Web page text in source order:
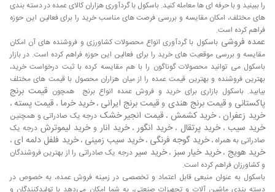
مهم ترین کشور های خریدار فایبرگلاس در جنوب شرق آسیا چین،
هند، امارات متحده عربی، تایوان و حتی در غرب آسیا آلمان و
فرانسه می باشند. ایران با توجه به تحریم ها و ممنوعیت واردات
بسیاری از محصولات پلاستیکی و لاستیکی از کشور های همسایه
در حال حاضر عمده خرید خود را از طریق امارات متحده عربی که
بزرگترین خریدار محصولات فایبرگلاس در جنوب شرق آسیا است
انجام می دهد. همچنین امارات متحده عربی، ایران را بزرگترین
خریدار انواع پلاستیک‌های زیست تخریب پذیر به کشور می آورد.
کشور آمریکا به عنوان بزرگترین تولیدکننده محصولات فایبرگلاس در
جنوب شرق آسیا که در حال حاضر بیشترین حجم محصولات این
کشور را انواع و اقسام محصولات پلیمری تشکیل می دهد، سالانه
تنها از طریق امارات متحده عربی مقدار قابل توجهی از نیازهای
کشور خود را تامین می کند. به علاوه در حال حاضر کشور امارات
را ببینید و با حرفه ای ها معامله کنید. باسکول با گردآوری هزاران کالای عمده در دسته بندی
های مختلف، امکان مقایسه و بررسی فرصت های مناسب خرید را برای فعالین این حوزه
فراهم کرده است.
عمده فروشیباسکول با گردآوری انواع محصولات کشاورزی و فروشنده های آن امکان
مقایسه و بررسی موقعیت های خرید را برای فعالین این حوزه فراهم کرده است. در بازار
باسکول می توانید محصولات گوناگون را با هم مقایسه کرده با ثبت درخواست خرید،
بهترین فروشنده و بهترین قیمت عمده را از میان هزاران محصول با قیمت های مختلف
بیابید. باسکول بازاری برای خرید و فروش عمده انواع برنج همچون قیمت برنج
پاکستانی و قیمت برنج هندی و قیمت برنج ایرانی،خرید خرما ، قیمت پسته ،
خرید زعفران،خرید کشمش ، قیمت انجیر خشک درجه یک صادراتی و همچنین
خرید سیب،خرید پرتقال ،خرید انگور،خرید انار وخرید لیموترش درجه یک
صادراتی به همراه ،خرید گوجه فرنگی ،خرید سیب زمینی،خرید فلفل دلمه ای ،
خرید هویج ،خرید خیار سبز ،خرید سیردرجه یک صادراتی را از بهترین فروشندگان
و کشاورزان فراهم کرده است.
باسکول به عنوان منبعی قابل اعتماد و تخصصی در زمینه فروش عمده، به خصوص در
دسته بندی ماشین آلات و تجهیزات صنعتی، به شما امکان می‌دهد با تولیدکنندگان و